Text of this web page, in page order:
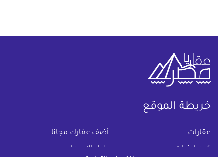
خريطة الموقع
عقارات أضف عقارك مجانا
كومباوندات دليل الاسعار